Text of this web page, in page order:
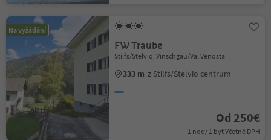
Na vyžádání
FW Traube
Stilfs/Stelvio, Vinschgau/Val Venosta
333 m z Stilfs/Stelvio centrum
Od 250€
1 noc / 1 byt Včetně DPH